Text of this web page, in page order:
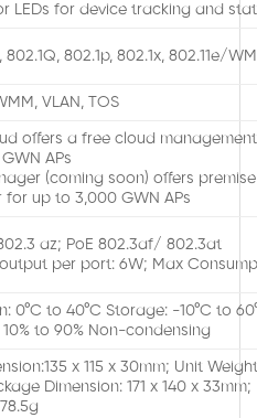
LEDs for device tracking and
802.1Q, 802.1p, 802.1x, 802.11e/
VLAN, TOS
offers a free cloud
APs
(coming soon) offers
for up to 3,000 GWN APs
az; PoE 802.3af/ 802.3at
output per port: 6W; Max
0°C to 40°C Storage: -10°C to
10% to 90% Non-condensing
x 115 x 30mm; Unit
Dimension: 171 x 140 x